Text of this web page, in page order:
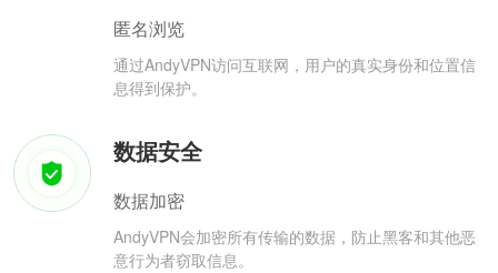
匿名浏览
通过AndyVPN访问互联网，用户的真实身份和位置信
息得到保护。
数据安全
数据加密
AndyVPN会加密所有传输的数据，防止黑客和其他恶
意行为者窃取信息。